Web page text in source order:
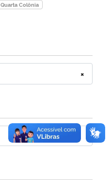
Quarta Colônia
×